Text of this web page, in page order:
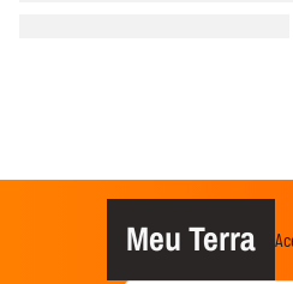
Meu Terra